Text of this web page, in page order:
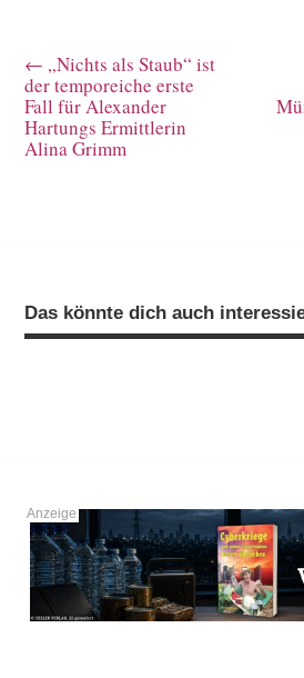
←„Nichts als Staub“ ist
der temporeiche erste
Fall für Alexander
Hartungs Ermittlerin
Alina Grimm
Das könnte dich auch